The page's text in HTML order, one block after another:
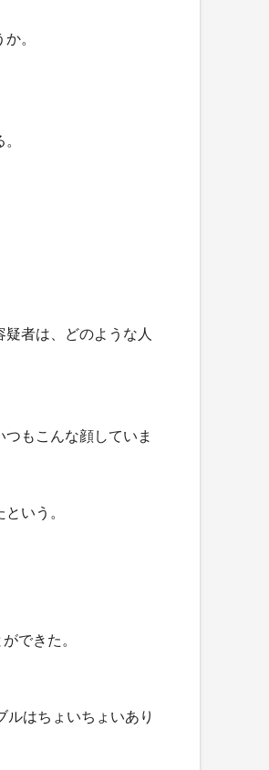
。
者は、どのような人
もこんな顔していま
いう。
できた。
はちょいちょいあり